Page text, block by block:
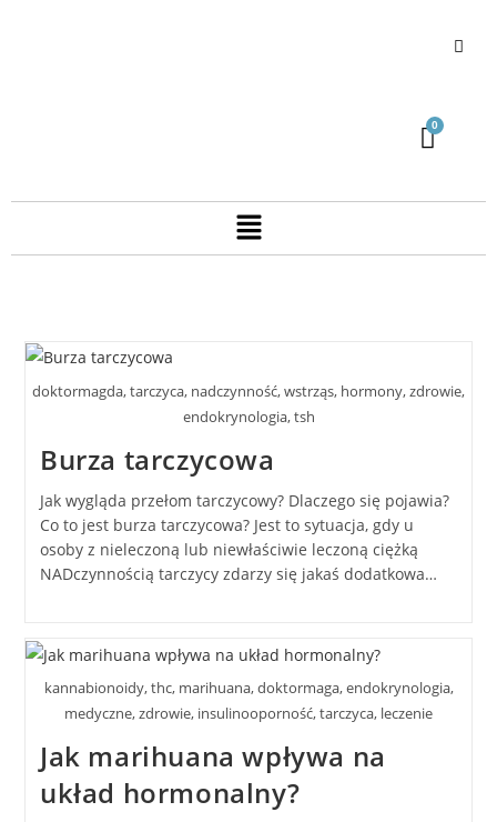
doktormagda, tarczyca, nadczynność, wstrząs, hormony, zdrowie,
endokrynologia, tsh
Burza tarczycowa
Jak wygląda przełom tarczycowy? Dlaczego się pojawia?
Co to jest burza tarczycowa? Jest to sytuacja, gdy u
osoby z nieleczoną lub niewłaściwie leczoną ciężką
NADczynnością tarczycy zdarzy się jakaś dodatkowa…
kannabionoidy, thc, marihuana, doktormaga, endokrynologia,
medyczne, zdrowie, insulinooporność, tarczyca, leczenie
Jak marihuana wpływa na
układ hormonalny?